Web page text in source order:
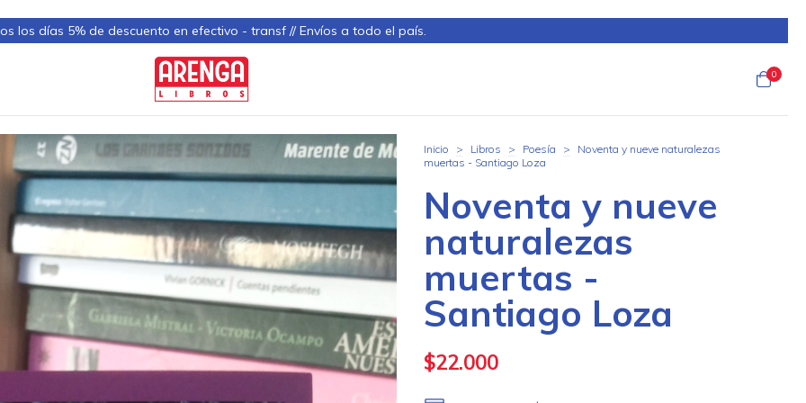
los días 5% de descuento en efectivo - transf // Envíos a todo el país.
0
Inicio > Libros > Poesía >
Noventa y nueve naturalezas
muertas - Santiago Loza
Noventa y nueve
naturalezas
muertas -
Santiago Loza
$22.000